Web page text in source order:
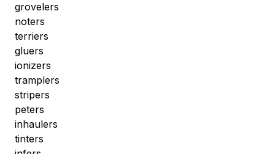
grovelers
noters
terriers
gluers
ionizers
tramplers
stripers
peters
inhaulers
tinters